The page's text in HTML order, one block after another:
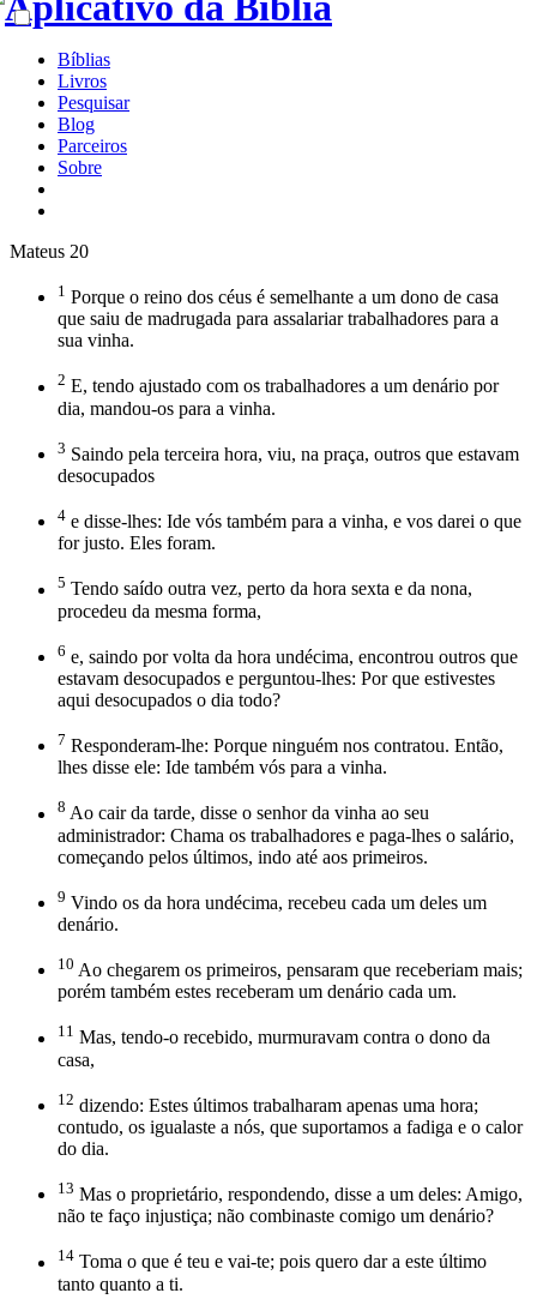
Bíblias
Livros
Pesquisar
Blog
Parceiros
Sobre
Mateus 20
1 Porque o reino dos céus é semelhante a um dono de casa
que saiu de madrugada para assalariar trabalhadores para a
sua vinha.
2 E, tendo ajustado com os trabalhadores a um denário por
dia, mandou-os para a vinha.
3 Saindo pela terceira hora, viu, na praça, outros que estavam
desocupados
4 e disse-lhes: Ide vós também para a vinha, e vos darei o que
for justo. Eles foram.
5 Tendo saído outra vez, perto da hora sexta e da nona,
procedeu da mesma forma,
6 e, saindo por volta da hora undécima, encontrou outros que
estavam desocupados e perguntou-lhes: Por que estivestes
aqui desocupados o dia todo?
7 Responderam-lhe: Porque ninguém nos contratou. Então,
lhes disse ele: Ide também vós para a vinha.
8 Ao cair da tarde, disse o senhor da vinha ao seu
administrador: Chama os trabalhadores e paga-lhes o salário,
começando pelos últimos, indo até aos primeiros.
9 Vindo os da hora undécima, recebeu cada um deles um
denário.
10 Ao chegarem os primeiros, pensaram que receberiam mais;
porém também estes receberam um denário cada um.
11 Mas, tendo-o recebido, murmuravam contra o dono da
casa,
12 dizendo: Estes últimos trabalharam apenas uma hora;
contudo, os igualaste a nós, que suportamos a fadiga e o calor
do dia.
13 Mas o proprietário, respondendo, disse a um deles: Amigo,
não te faço injustiça; não combinaste comigo um denário?
14 Toma o que é teu e vai-te; pois quero dar a este último
tanto quanto a ti.